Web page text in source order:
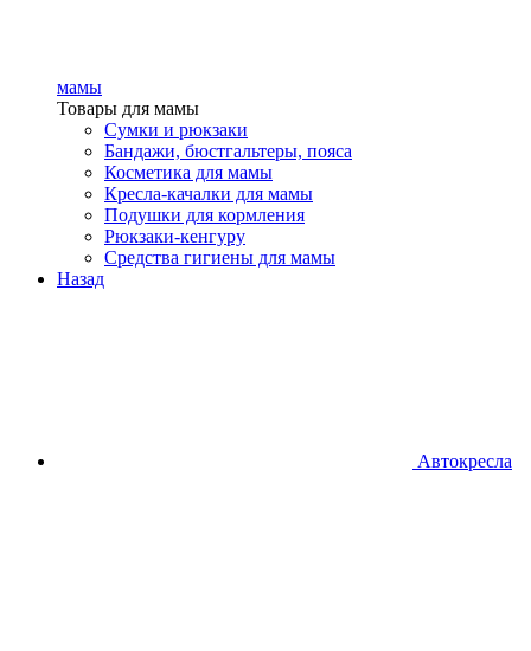
мамы
Товары для мамы
Сумки и рюкзаки
Бандажи, бюстгальтеры, пояса
Косметика для мамы
Кресла-качалки для мамы
Подушки для кормления
Рюкзаки-кенгуру
Средства гигиены для мамы
Назад
Автокресла